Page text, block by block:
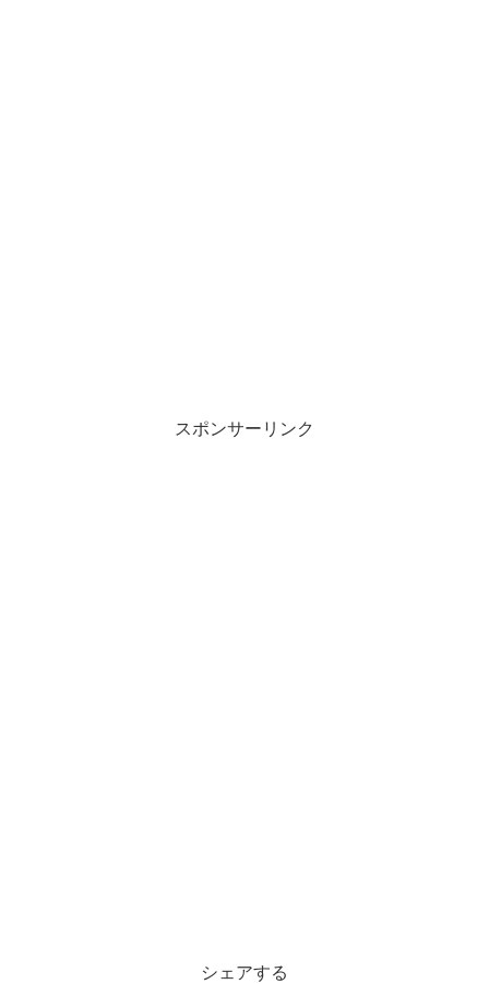
スポンサーリンク
シェアする